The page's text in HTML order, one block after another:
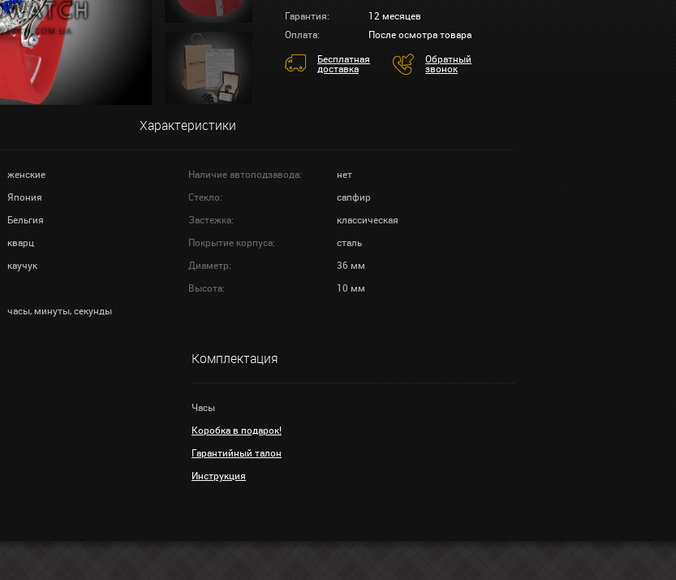
Гарантия:
12 месяцев
Оплата:
После осмотра товара
Бесплатная
доставка
Обратный
звонок
Характеристики
женские Наличие автоподзавода:
нет
Япония Стекло:
сапфир
Бельгия Застежка:
классическая
кварц Покрытие корпуса:
сталь
каучук Диаметр:
36 мм
Высота:
10 мм
часы, минуты, секунды
Комплектация
Часы
Коробка в подарок!
Гарантийный талон
Инструкция